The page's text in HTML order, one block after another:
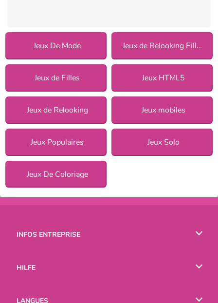
Jeux De Mode Jeux de Relooking Fille pour Filles
Jeux de Filles Jeux HTML5
Jeux de Relooking Jeux mobiles
Jeux Populaires Jeux Solo
Jeux De Coloriage
INFOS ENTREPRISE
HILFE
LANGUES